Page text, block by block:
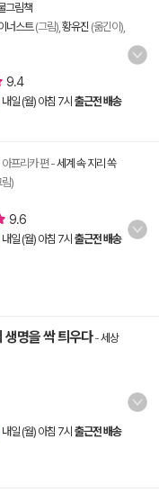
그림책
너스트(그림), 황유진 (옮긴이),
9.4
내일 (월) 아침 7시 출근전 배송
프리카 편-세계 속 지리 쏙
림)
9.6
내일 (월) 아침 7시 출근전 배송
생명을 싹 틔우다-세상
내일 (월) 아침 7시 출근전 배송